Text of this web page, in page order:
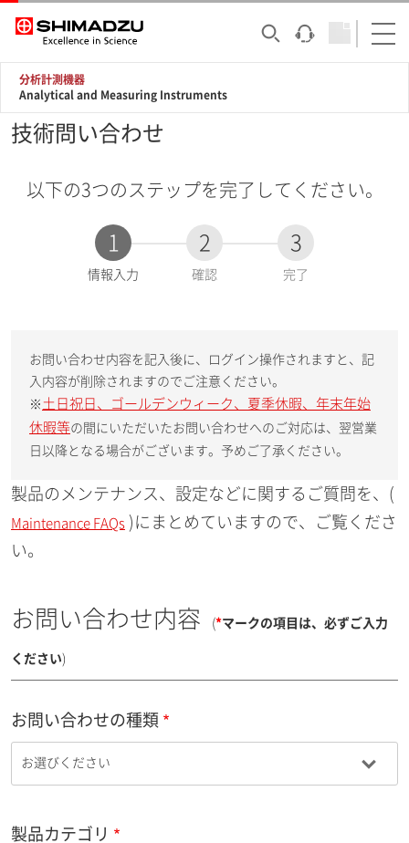
分析計測機器
Analytical and Measuring Instruments
技術問い合わせ
以下の3つのステップを完了してください。
1
現
情報入力
2
確認
3
完了
お問い合わせ内容を記入後に、ログイン操作されますと、記
入内容が削除されますのでご注意ください。
※ 土日祝日、ゴールデンウィーク、夏季休暇、年末年始
休暇等の間にいただいたお問い合わせへのご対応は、翌営業
日以降となる場合がございます。予めご了承ください。
製品のメンテナンス、設定などに関するご質問を、(
Maintenance FAQs )にまとめていますので、ご覧くださ
い。
お問い合わせ内容 (*マークの項目は、必ずご入力
ください)
お問い合わせの種類
製品カテゴリ